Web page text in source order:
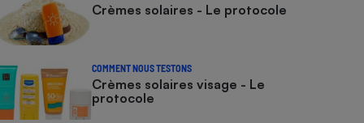
Crèmes solaires - Le protocole
COMMENT NOUS TESTONS
Crèmes solaires visage - Le
protocole